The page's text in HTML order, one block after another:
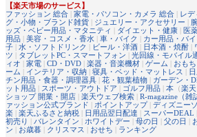
【楽天市場のサービス】
ファッション 総合 | 家電・パソコン・カメラ 総合 | レデ
グ・小物・ブランド雑貨 | ジュエリー・アクセサリー |
ッズ・ベビー用品・マタニティ | ダイエット・健康 | 医
用品 | 美容・コスメ・香水 | 車・バイク | カー用品・バ
子 | 水・ソフトドリンク | ビール・洋酒 | 日本酒・焼酎 |
ツ | タブレットPC・スマートフォン | 光回線・モバイル
ィオ | 家電 | CD・DVD | 楽器・音楽機材 | ゲーム | おも
ーム | インテリア・収納 | 寝具・ベッド・マットレス |
チン用品・食器・調理器具 | 花・観葉植物 | ガーデン・
ット用品 | スポーツ・アウトドア | ゴルフ用品 | 本 （楽
ショップ 開業・開店 | 楽天ウェブ検索 | R-magazine（雑
ァッション公式ブランド | ポイントアップ| ディズニー
楽 | 楽天ふるさと納税 | 日用品翌日配達 | スーパーDEAL
初売り | バレンタイン | ホワイトデー | 母の日 | 父の日 |
ン | お歳暮 | クリスマス | おせち | ランキング